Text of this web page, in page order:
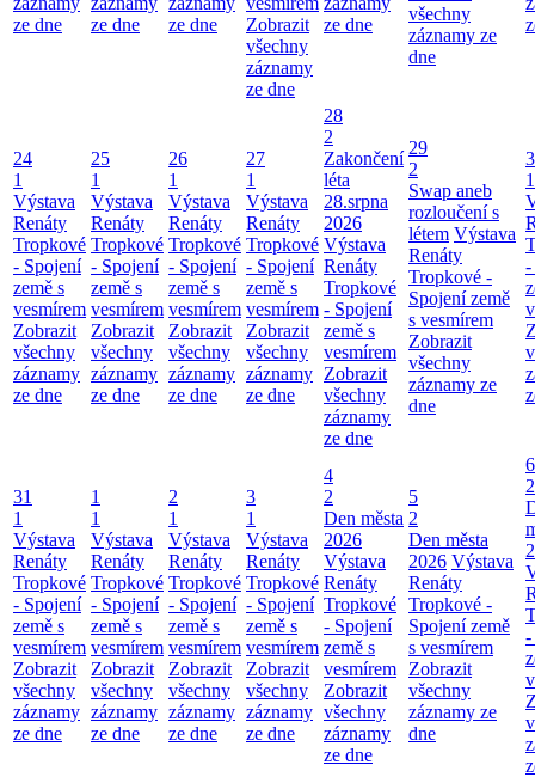
ze dne
ze dne
ze dne
Zobrazit
všechny
záznamy
ze dne
ze dne
všechny
záznamy ze
dne
24
1
Výstava
Renáty
Tropkové
- Spojení
země s
vesmírem
Zobrazit
všechny
záznamy
ze dne
25
1
Výstava
Renáty
Tropkové
- Spojení
země s
vesmírem
Zobrazit
všechny
záznamy
ze dne
26
1
Výstava
Renáty
Tropkové
- Spojení
země s
vesmírem
Zobrazit
všechny
záznamy
ze dne
27
1
Výstava
Renáty
Tropkové
- Spojení
země s
vesmírem
Zobrazit
všechny
záznamy
ze dne
28
2
Zakončení
léta
28.srpna
2026
Výstava
Renáty
Tropkové
- Spojení
země s
vesmírem
Zobrazit
všechny
záznamy
ze dne
29
2
Swap aneb
rozloučení s
létem Výstava
Renáty
Tropkové -
Spojení země
s vesmírem
Zobrazit
všechny
záznamy ze
dne
1
-
31
1
Výstava
Renáty
Tropkové
- Spojení
země s
vesmírem
Zobrazit
všechny
záznamy
ze dne
1
1
Výstava
Renáty
Tropkové
- Spojení
země s
vesmírem
Zobrazit
všechny
záznamy
ze dne
2
1
Výstava
Renáty
Tropkové
- Spojení
země s
vesmírem
Zobrazit
všechny
záznamy
ze dne
3
1
Výstava
Renáty
Tropkové
- Spojení
země s
vesmírem
Zobrazit
všechny
záznamy
ze dne
4
2
Den města
2026
Výstava
Renáty
Tropkové
- Spojení
země s
vesmírem
Zobrazit
všechny
záznamy
ze dne
5
2
Den města
2026 Výstava
Renáty
Tropkové -
Spojení země
s vesmírem
Zobrazit
všechny
záznamy ze
dne
6
2
-